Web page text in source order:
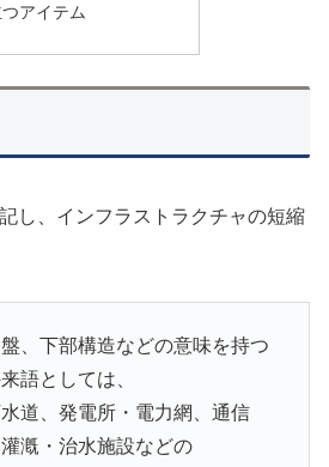
アイテム
し、インフラストラクチャの短縮
、下部構造などの意味を持つ
語としては、
道、発電所・電力網、通信
漑・治水施設などの